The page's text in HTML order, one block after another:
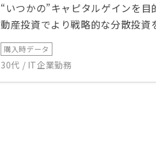
“いつかの”キャピタルゲインを目
動産投資でより戦略的な分散投資
購入時データ
30代 / IT企業勤務